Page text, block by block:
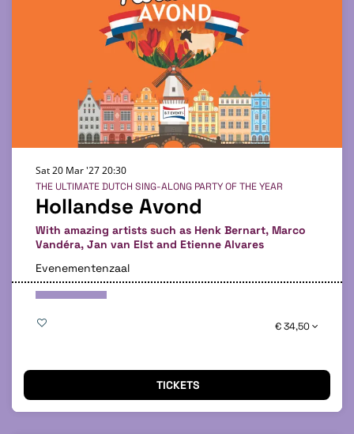
Hollandse Avond
With amazing artists such as Henk Bernart, Marco
Vandéra, Jan van Elst and Etienne Alvares
THE ULTIMATE DUTCH SING-ALONG PARTY OF THE YEAR
Sat 20 Mar '2720:30
Evenementenzaal
€ 34,50
TICKETS